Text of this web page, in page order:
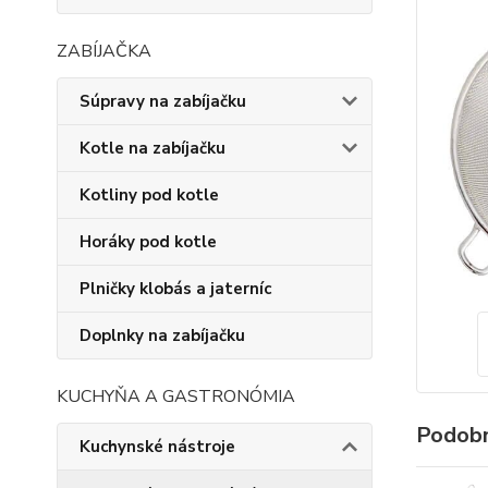
ZABÍJAČKA
Súpravy na zabíjačku
Kotle na zabíjačku
Kotliny pod kotle
Horáky pod kotle
Plničky klobás a jaterníc
Doplnky na zabíjačku
KUCHYŇA A GASTRONÓMIA
Kuchynské nástroje